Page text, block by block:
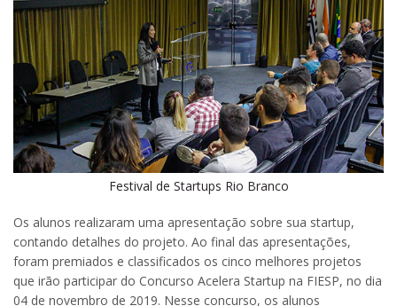
Festival de Startups Rio Branco
Os alunos realizaram uma apresentação sobre sua startup,
contando detalhes do projeto. Ao final das apresentações,
foram premiados e classificados os cinco melhores projetos
que irão participar do Concurso Acelera Startup na FIESP, no dia
04 de novembro de 2019. Nesse concurso, os alunos